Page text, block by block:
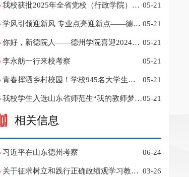
我校获批2025年全省党校（行政学院）系
05-21
学风引领迎新风 专业点亮迎新点——德州
05-21
你好，新德院人——德州学院喜迎2024级
05-21
李永舫一行来校考察 05-21
青春挥洒乡村校园！学校945名大学生赴
05-21
我校学生入选山东省师范生“我的教师梦”
05-21
相关信息
习近平在山东德州考察 06-24
关于征求树立和践行正确政绩观学习教育
03-26